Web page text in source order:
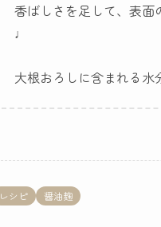
香ばしさを足して、表
♩
大根おろしに含まれる
レシピ 醤油麹